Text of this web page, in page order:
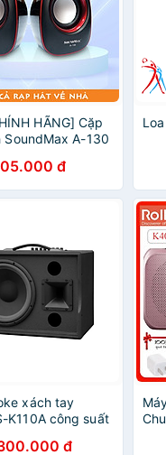
HÃNG] Cặp
SoundMax A-130
| SoundMax
Nghe Nhạc
đ
xách tay
K110A công suất
) củ từ lớn, loa
đ